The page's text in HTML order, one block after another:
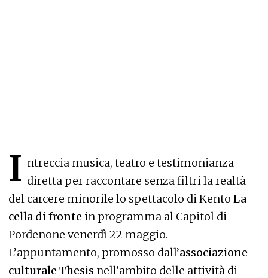
I ntreccia musica, teatro e testimonianza
diretta per raccontare senza filtri la realtà
del carcere minorile lo spettacolo di Kento La
cella di fronte in programma al Capitol di
Pordenone venerdì 22 maggio.
L’appuntamento, promosso dall’associazione
culturale Thesis nell’ambito delle attività di